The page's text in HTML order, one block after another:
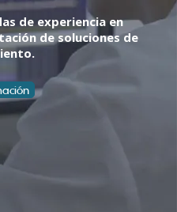
de experiencia en
de soluciones de